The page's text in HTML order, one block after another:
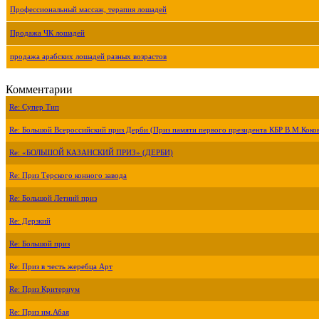
Профессиональный массаж, терапия лошадей
Продажа ЧК лошадей
продажа арабских лошадей разных возрастов
Комментарии
Re: Супер Тип
Re: Большой Всероссийский приз Дерби (Приз памяти первого президента КБР
Re: «БОЛЬШОЙ КАЗАНСКИЙ ПРИЗ» (ДЕРБИ)
Re: Приз Терского конного завода
Re: Большой Летний приз
Re: Дерзкий
Re: Большой приз
Re: Приз в честь жеребца Арт
Re: Приз Критериум
Re: Приз им.Абая